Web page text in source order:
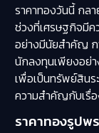
ราคาทองวันนี้ กล
ช่วงที่เศรษฐกิจมีค
อย่างมีนัยสำคัญ ก
นักลงทุนเพียงอย่
เพื่อเป็นทรัพย์สินร
ความสำคัญกับเรื่อ
ราคาทองรูป